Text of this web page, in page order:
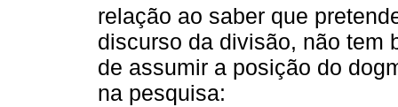
relação ao saber que
discurso da divisão, não tem
de assumir a posição do
na pesquisa: